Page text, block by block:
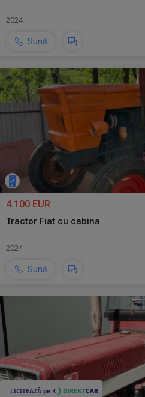
2024
Sună
4.100 EUR
Tractor Fiat cu cabina
2024
Sună